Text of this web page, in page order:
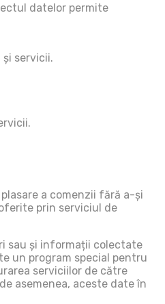
datelor permite
servicii.
a comenzii fără a-și
prin serviciul de
sau și informații colectate
un program special pentru
serviciilor de către
asemenea, aceste date în